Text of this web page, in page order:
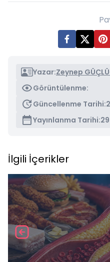
Yazar:Zeynep
Görüntülenme:
Güncellenme Tarihi:
Yayınlanma Tarihi:
İlgili İçerikler